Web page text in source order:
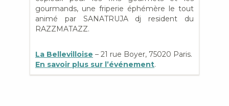
gourmands, une friperie éphémère le tout
animé par SANATRUJA dj resident du
RAZZMATAZZ.
La Bellevilloise – 21 rue Boyer, 75020 Paris.
En savoir plus sur l’événement.